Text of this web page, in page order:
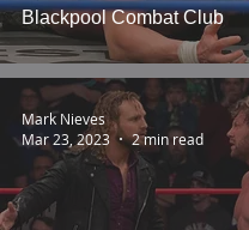
Blackpool Combat Club
Mark Nieves
Mar 23, 2023
2 min read